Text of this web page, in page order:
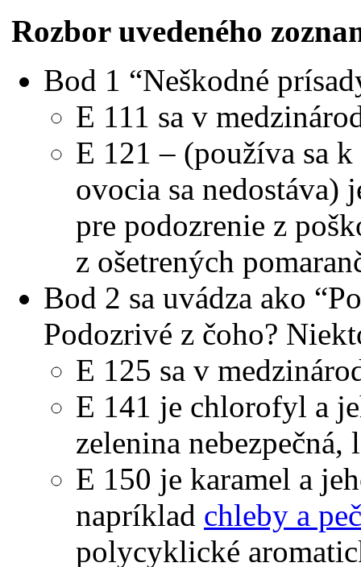
Rozbor uvedeného
Bod 1 “Neškodné
E 111 sa v
E 121 – (používa sa
ovocia sa nedostáva)
pre podozrenie z
z ošetrených
Bod 2 sa uvádza ako
Podozrivé z čoho?
E 125 sa v
E 141 je chlorofyl a
zelenina
E 150 je karamel a
napríklad chleby a
polycyklické